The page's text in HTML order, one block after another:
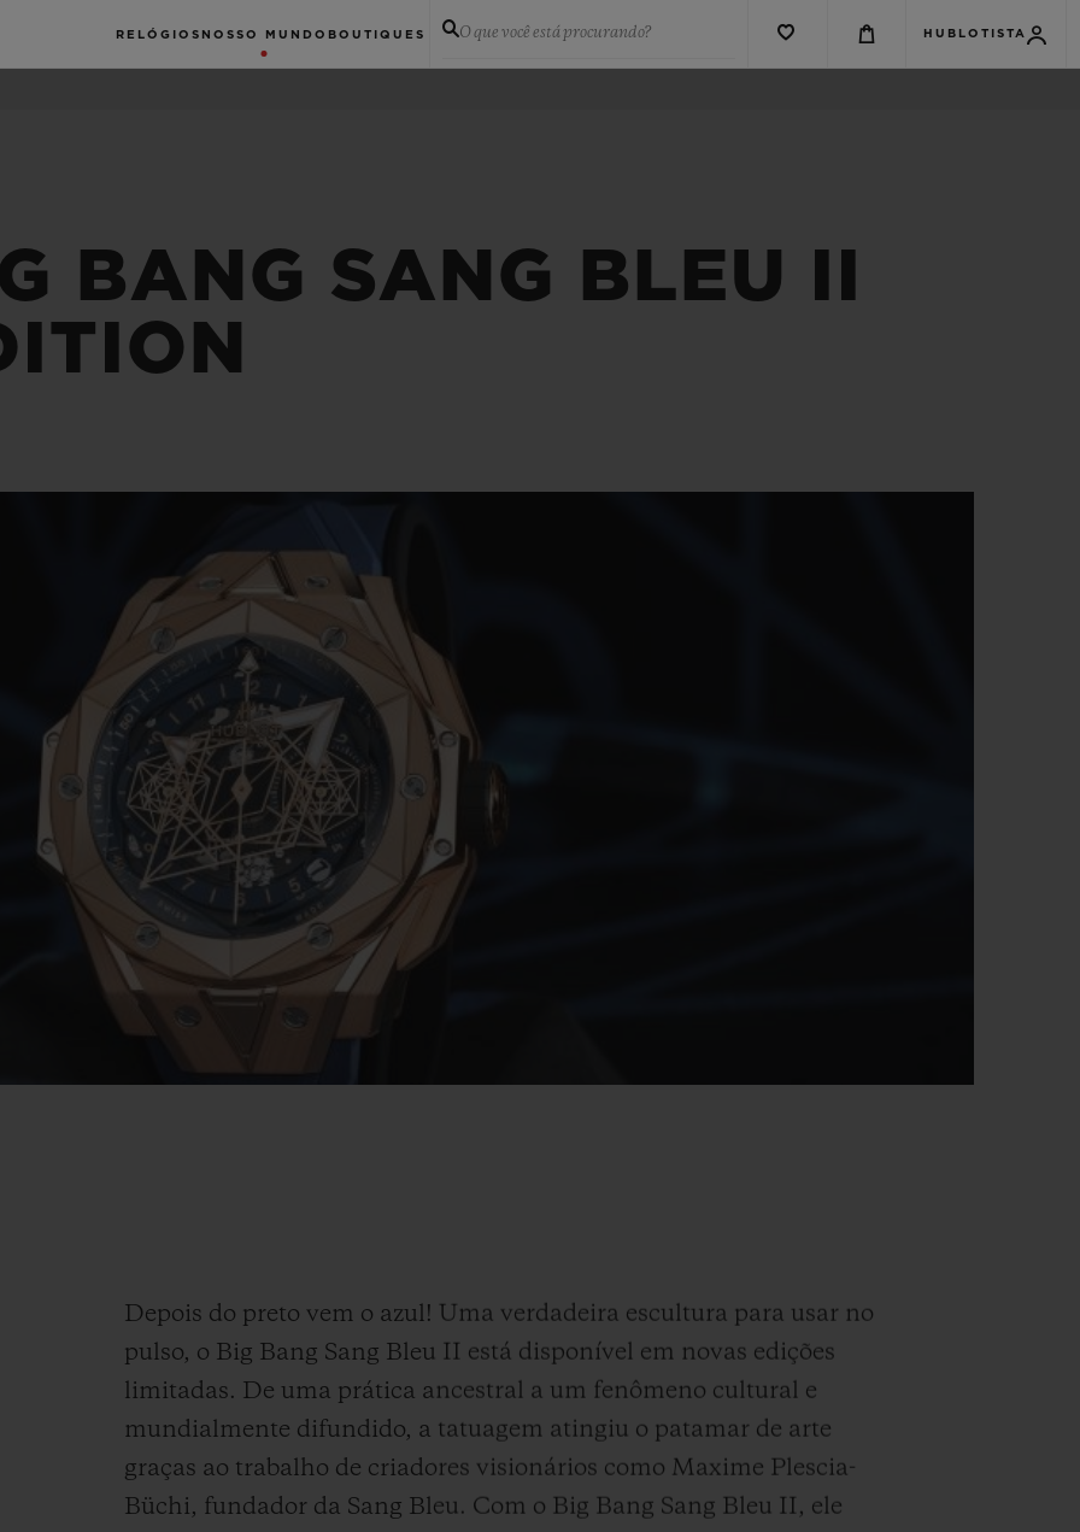
RELÓGIOS NOSSO MUNDO BOUTIQUES O que você está procurando? HUBLOTISTA
BANG SANG BLEU II
Depois do preto vem o azul! Uma verdadeira escultura para usar no
pulso, o Big Bang Sang Bleu II está disponível em novas edições
limitadas. De uma prática ancestral a um fenômeno cultural e
mundialmente difundido, a tatuagem atingiu o patamar de arte
graças ao trabalho de criadores visionários como Maxime Plescia-
Büchi, fundador da Sang Bleu. Com o Big Bang Sang Bleu II, ele
BIG BANG
PEACH CERAMIC
ESTENDIDA
ENTREGA PROGRAMADA
CONTATO